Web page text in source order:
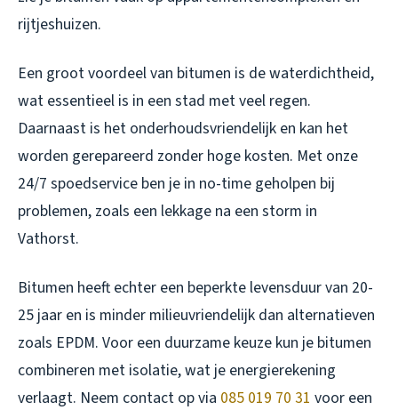
rijtjeshuizen.
Een groot voordeel van bitumen is de waterdichtheid,
wat essentieel is in een stad met veel regen.
Daarnaast is het onderhoudsvriendelijk en kan het
worden gerepareerd zonder hoge kosten. Met onze
24/7 spoedservice ben je in no-time geholpen bij
problemen, zoals een lekkage na een storm in
Vathorst.
Bitumen heeft echter een beperkte levensduur van 20-
25 jaar en is minder milieuvriendelijk dan alternatieven
zoals EPDM. Voor een duurzame keuze kun je bitumen
combineren met isolatie, wat je energierekening
verlaagt. Neem contact op via 085 019 70 31 voor een